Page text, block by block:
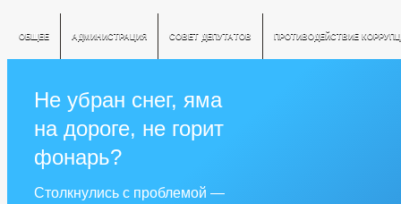
ОБЩЕЕ АДМИНИСТРАЦИЯ СОВЕТ ДЕПУТАТОВ ПРОТИВОДЕЙСТВИЕ
Не убран снег, яма
на дороге, не горит
фонарь?
Столкнулись с проблемой —